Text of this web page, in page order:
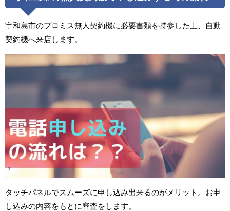
宇和島市のプロミス無人契約機に必要書類を持参した上、自動
契約機へ来店します。
タッチパネルでスムーズに申し込み出来るのがメリット。お申
し込みの内容をもとに審査をします。